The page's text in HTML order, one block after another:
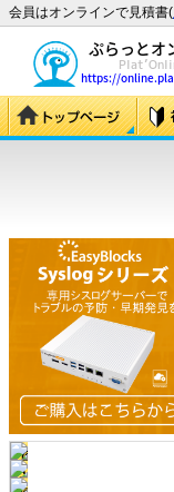
会員はオンラインで見積書(